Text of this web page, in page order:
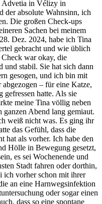
Advetia in Vélizy in
der absolute Wahnsinn, ich
Die großen Check-ups
Sachen bei meinem
Dez. 2024, habe ich Tina
gebracht und wie üblich
war okay, die
und stabil. Sie hat sich dann
gesogen, und ich bin mit
– für eine Katze,
gefressen hatte. Als sie
meine Tina völlig neben
ganzen Abend lang gemiaut.
weiß nicht was. Es ging ihr
das Gefühl, dass die
hat als vorher. Ich habe den
Hölle in Bewegung gesetzt,
es sei Wochenende und
Stadt fahren oder dorthin,
ich vorher schon mit ihrer
an eine Harnwegsinfektion
oder sogar einen
dass so eine spontane